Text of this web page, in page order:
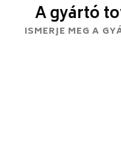
A gyártó
ISMERJE MEG A